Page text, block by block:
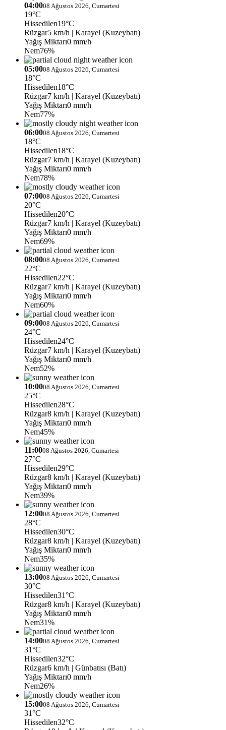
04:0008 Ağustos 2026, Cumartesi
19°C
Hissedilen19°C
Rüzgar5 km/h | Karayel (Kuzeybatı)
Yağış Miktarı0 mm/h
Nem76%
05:0008 Ağustos 2026, Cumartesi
18°C
Hissedilen18°C
Rüzgar7 km/h | Karayel (Kuzeybatı)
Yağış Miktarı0 mm/h
Nem77%
06:0008 Ağustos 2026, Cumartesi
18°C
Hissedilen18°C
Rüzgar7 km/h | Karayel (Kuzeybatı)
Yağış Miktarı0 mm/h
Nem78%
07:0008 Ağustos 2026, Cumartesi
20°C
Hissedilen20°C
Rüzgar7 km/h | Karayel (Kuzeybatı)
Yağış Miktarı0 mm/h
Nem69%
08:0008 Ağustos 2026, Cumartesi
22°C
Hissedilen22°C
Rüzgar7 km/h | Karayel (Kuzeybatı)
Yağış Miktarı0 mm/h
Nem60%
09:0008 Ağustos 2026, Cumartesi
24°C
Hissedilen24°C
Rüzgar7 km/h | Karayel (Kuzeybatı)
Yağış Miktarı0 mm/h
Nem52%
10:0008 Ağustos 2026, Cumartesi
25°C
Hissedilen28°C
Rüzgar8 km/h | Karayel (Kuzeybatı)
Yağış Miktarı0 mm/h
Nem45%
11:0008 Ağustos 2026, Cumartesi
27°C
Hissedilen29°C
Rüzgar8 km/h | Karayel (Kuzeybatı)
Yağış Miktarı0 mm/h
Nem39%
12:0008 Ağustos 2026, Cumartesi
28°C
Hissedilen30°C
Rüzgar8 km/h | Karayel (Kuzeybatı)
Yağış Miktarı0 mm/h
Nem35%
13:0008 Ağustos 2026, Cumartesi
30°C
Hissedilen31°C
Rüzgar8 km/h | Karayel (Kuzeybatı)
Yağış Miktarı0 mm/h
Nem31%
14:0008 Ağustos 2026, Cumartesi
31°C
Hissedilen32°C
Rüzgar6 km/h | Günbatısı (Batı)
Yağış Miktarı0 mm/h
Nem26%
15:0008 Ağustos 2026, Cumartesi
31°C
Hissedilen32°C